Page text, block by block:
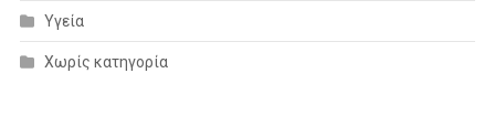
Υγεία
Χωρίς κατηγορία